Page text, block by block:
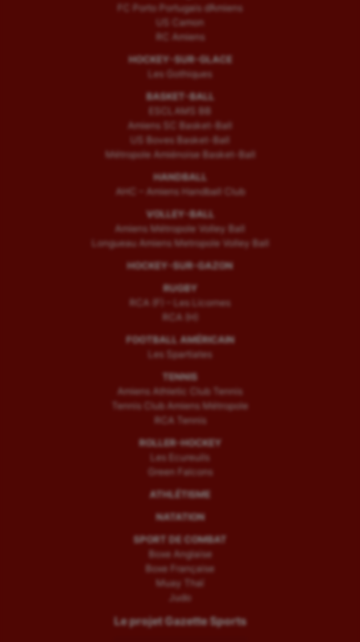
FC Porto Portugais d’Amiens
US Camon
RC Amiens
HOCKEY-SUR-GLACE
Les Gothiques
BASKET-BALL
ESCLAMS BB
Amiens SC Basket-Ball
US Boves Basket-Ball
Métropole Amiénoise Basket-Ball
HANDBALL
AHC – Amiens Handball Club
VOLLEY-BALL
Amiens Métropole Volley Ball
Longueau Amiens Metropole Volley Ball
HOCKEY-SUR-GAZON
RUGBY
RCA (F) – Les Licornes
RCA (H)
FOOTBALL AMÉRICAIN
Les Spartiates
TENNIS
Amiens Athletic Club Tennis
Tennis Club Amiens Métropole
RCA Tennis
ROLLER-HOCKEY
Les Ecureuils
Green Falcons
ATHLÉTISME
NATATION
SPORT DE COMBAT
Boxe Anglaise
Boxe Française
Muay Thaï
Judo
Le projet Gazette Sports